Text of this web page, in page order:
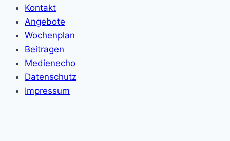
Kontakt
Angebote
Wochenplan
Beitragen
Medienecho
Datenschutz
Impressum